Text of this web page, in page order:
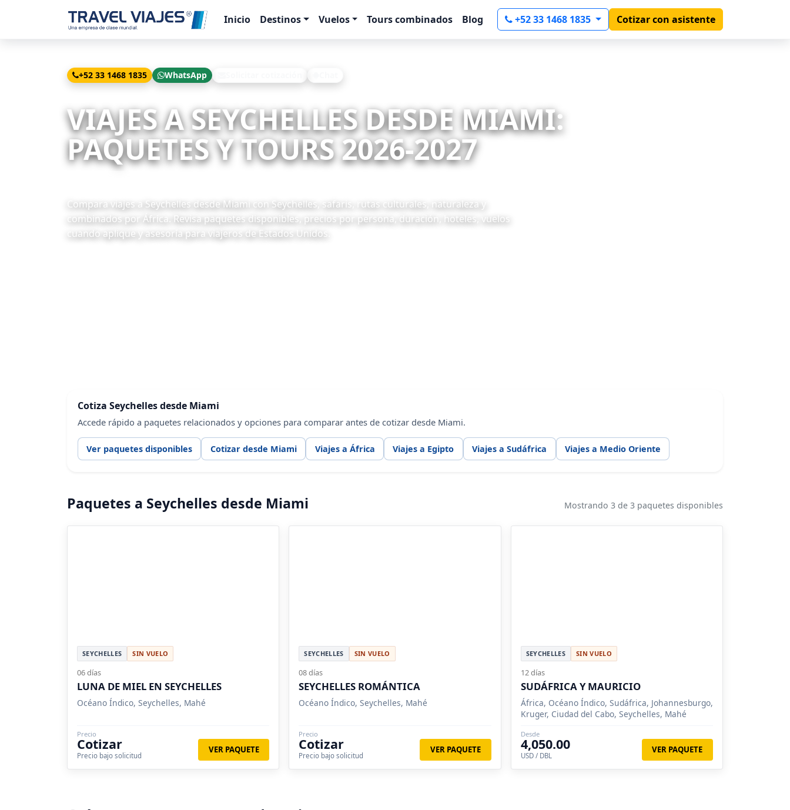
Inicio Destinos Vuelos Tours combinados Blog +52 33 1468 1835 Cotizar con asistente
+52 33 1468 1835 WhatsApp
VIAJES A SEYCHELLES DESDE MIAMI:
PAQUETES Y TOURS 2026-2027
Compara viajes a Seychelles desde Miami con Seychelles, safaris, rutas culturales, naturaleza y
combinados por África. Revisa paquetes disponibles, precios por persona, duración, hoteles, vuelos
cuando aplique y asesoría para viajeros de Estados Unidos.
Cotiza Seychelles desde Miami
Accede rápido a paquetes relacionados y opciones para comparar antes de cotizar desde Miami.
Ver paquetes disponibles Cotizar desde Miami Viajes a África Viajes a Egipto Viajes a Sudáfrica Viajes a Medio Oriente
Paquetes a Seychelles desde Miami Mostrando 3 de 3 paquetes disponibles
SEYCHELLES SIN VUELO
06 días
LUNA DE MIEL EN SEYCHELLES
Océano Índico, Seychelles, Mahé
Precio
Cotizar
Precio bajo solicitud
VER PAQUETE
SEYCHELLES SIN VUELO
08 días
SEYCHELLES ROMÁNTICA
Océano Índico, Seychelles, Mahé
Precio
Cotizar
Precio bajo solicitud
VER PAQUETE
SEYCHELLES SIN VUELO
12 días
SUDÁFRICA Y MAURICIO
África, Océano Índico, Sudáfrica, Johannesburgo,
Kruger, Ciudad del Cabo, Seychelles, Mahé
Desde
4,050.00
USD / DBL
VER PAQUETE